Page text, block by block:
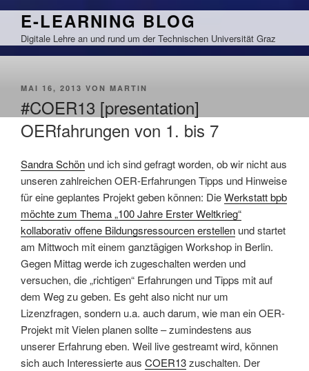
Zum
springen
E-LEARNING BLOG
Digitale Lehre an und rund um der Technischen Universität Graz
VERÖFFENTLICHT
MAI 16, 2013 VON MARTIN
#COER13 [presentation]
OERfahrungen von 1. bis 7
Sandra Schön und ich sind gefragt worden, ob wir nicht aus
unseren zahlreichen OER-Erfahrungen Tipps und Hinweise
für eine geplantes Projekt geben können: DieWerkstatt bpb
möchte zum Thema „100 Jahre Erster Weltkrieg“
kollaborativ offene Bildungsressourcen erstellen und startet
am Mittwoch mit einem ganztägigen Workshop in Berlin.
Gegen Mittag werde ich zugeschalten werden und
versuchen, die „richtigen“ Erfahrungen und Tipps mit auf
dem Weg zu geben. Es geht also nicht nur um
Lizenzfragen, sondern u.a. auch darum, wie man ein OER-
Projekt mit Vielen planen sollte – zumindestens aus
unserer Erfahrung eben. Weil live gestreamt wird, können
sich auch Interessierte aus COER13zuschalten. Der